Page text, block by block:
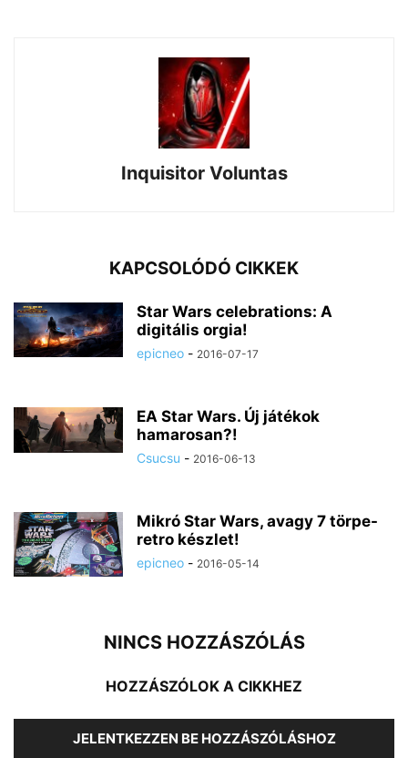
Inquisitor Voluntas
KAPCSOLÓDÓ CIKKEK
Star Wars celebrations: A
digitális orgia!
epicneo - 2016-07-17
EA Star Wars. Új játékok
hamarosan?!
Csucsu - 2016-06-13
Mikró Star Wars, avagy 7 törpe-
retro készlet!
epicneo - 2016-05-14
NINCS HOZZÁSZÓLÁS
HOZZÁSZÓLOK A CIKKHEZ
JELENTKEZZEN BE HOZZÁSZÓLÁSHOZ